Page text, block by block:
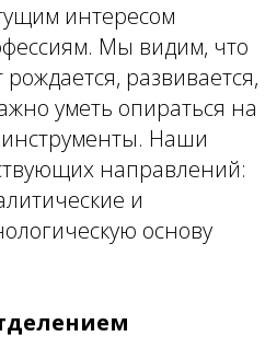
интересом
Мы видим, что
развивается,
уметь опираться на
Наши
направлений:
и
основу